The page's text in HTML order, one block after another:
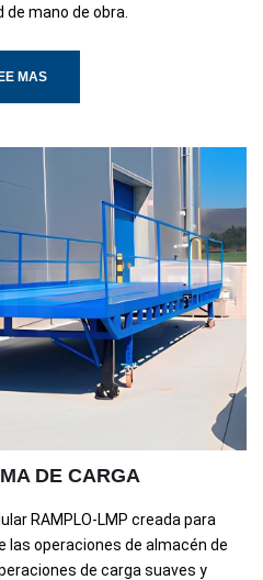
mano de obra.
MAS
DE CARGA
RAMPLO-LMP creada para
operaciones de almacén de
de carga suaves y